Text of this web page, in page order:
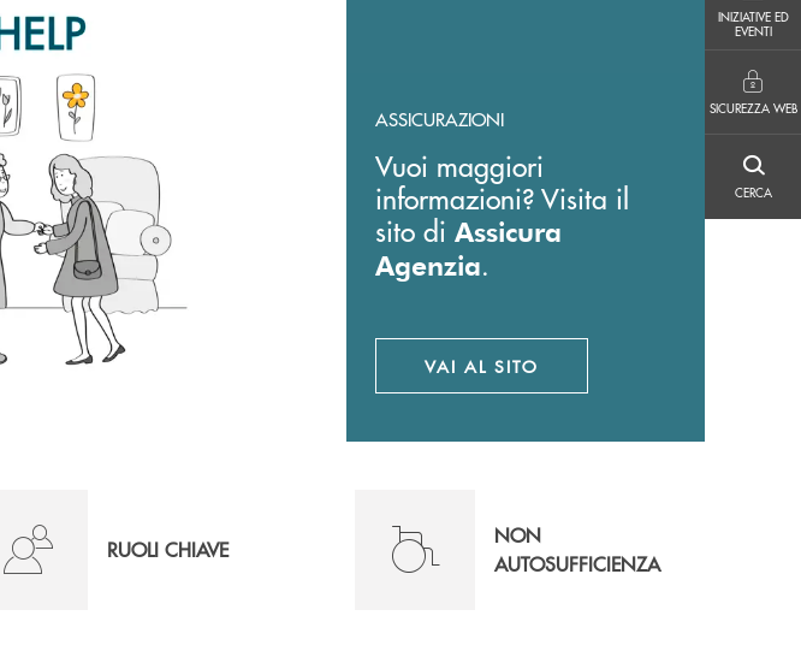
INIZIATIVE ED
EVENTI
SICUREZZA WEB
CERCA
ASSICURAZIONI
Vuoi maggiori
informazioni? Visita il
sito di Assicura
Agenzia.
VAI AL SITOAPRE UNA NUOVA FINESTRA
RUOLI CHIAVE
NON
AUTOSUFFICIENZA